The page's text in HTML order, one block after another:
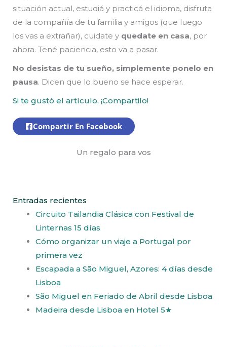
situación actual, estudiá y practicá el idioma, disfruta
de la compañía de tu familia y amigos (que luego
los vas a extrañar), cuidate y quedate en casa, por
ahora. Tené paciencia, esto va a pasar.
No desistas de tu sueño, simplemente ponelo en
pausa. Dicen que lo bueno se hace esperar.
Si te gustó el artículo, ¡Compartilo!
Compartir En Facebook
Un regalo para vos
Entradas recientes
Circuito Tailandia Clásica con Festival de
Linternas 15 días
Cómo organizar un viaje a Portugal por
primera vez
Escapada a São Miguel, Azores: 4 días desde
Lisboa
São Miguel en Feriado de Abril desde Lisboa
Madeira desde Lisboa en Hotel 5★